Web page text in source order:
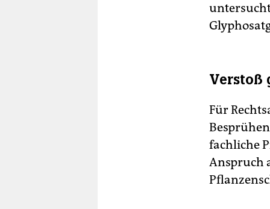
Verstoß
Für
fachliche
Anspruch